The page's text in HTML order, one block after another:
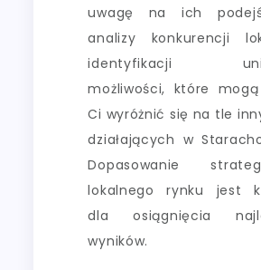
uwagę na ich
analizy konkurencji
identyfikacji
możliwości, które
Ci wyróżnić się na tle
działających w
Dopasowanie
lokalnego rynku jest
dla osiągnięcia
wyników.